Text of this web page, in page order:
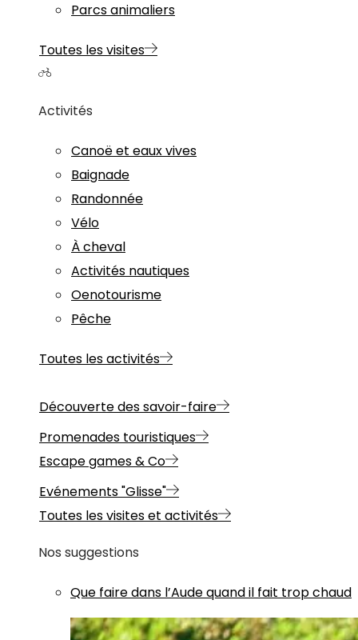
Parcs animaliers
Toutes les visites
Activités
Canoë et eaux vives
Baignade
Randonnée
Vélo
À cheval
Activités nautiques
Oenotourisme
Pêche
Toutes les activités
Découverte des savoir-faire
Promenades touristiques
Escape games & Co
Evénements "Glisse"
Toutes les visites et activités
Nos suggestions
Que faire dans l’Aude quand il fait trop chaud